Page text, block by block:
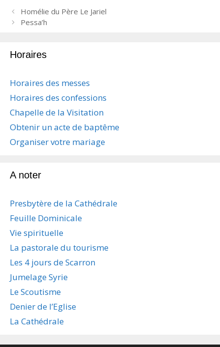
N
a
g
i
o
n
e
s
t
l
e
s
Homélie du Père Le Jariel
Pessa’h
Horaires
Horaires des messes
Horaires des confessions
Chapelle de la Visitation
Obtenir un acte de baptême
Organiser votre mariage
A noter
Presbytère de la Cathédrale
Feuille Dominicale
Vie spirituelle
La pastorale du tourisme
Les 4 jours de Scarron
Jumelage Syrie
Le Scoutisme
Denier de l’Eglise
La Cathédrale